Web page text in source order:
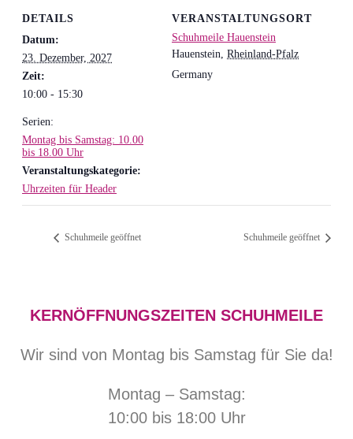
DETAILS
Datum:
23. Dezember, 2027
Zeit:
10:00 - 15:30
Serien:
Montag bis Samstag: 10.00
bis 18.00 Uhr
Veranstaltungskategorie:
Uhrzeiten für Header
VERANSTALTUNGSORT
Schuhmeile Hauenstein
Hauenstein Rheinland-Pfalz
Germany
Schuhmeile geöffnet Schuhmeile geöffnet
KERNÖFFNUNGSZEITEN SCHUHMEILE
Wir sind von Montag bis Samstag für Sie da!
Montag – Samstag:
10:00 bis 18:00 Uhr